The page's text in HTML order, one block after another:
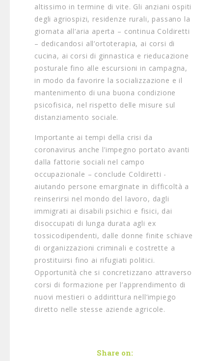
altissimo in termine di vite. Gli anziani ospiti
degli agriospizi, residenze rurali, passano la
giornata all’aria aperta – continua Coldiretti
– dedicandosi all’ortoterapia, ai corsi di
cucina, ai corsi di ginnastica e rieducazione
posturale fino alle escursioni in campagna,
in modo da favorire la socializzazione e il
mantenimento di una buona condizione
psicofisica, nel rispetto delle misure sul
distanziamento sociale.
Importante ai tempi della crisi da
coronavirus anche l’impegno portato avanti
dalla fattorie sociali nel campo
occupazionale – conclude Coldiretti -
aiutando persone emarginate in difficoltà a
reinserirsi nel mondo del lavoro, dagli
immigrati ai disabili psichici e fisici, dai
disoccupati di lunga durata agli ex
tossicodipendenti, dalle donne finite schiave
di organizzazioni criminali e costrette a
prostituirsi fino ai rifugiati politici.
Opportunità che si concretizzano attraverso
corsi di formazione per l’apprendimento di
nuovi mestieri o addirittura nell’impiego
diretto nelle stesse aziende agricole.
Share on: